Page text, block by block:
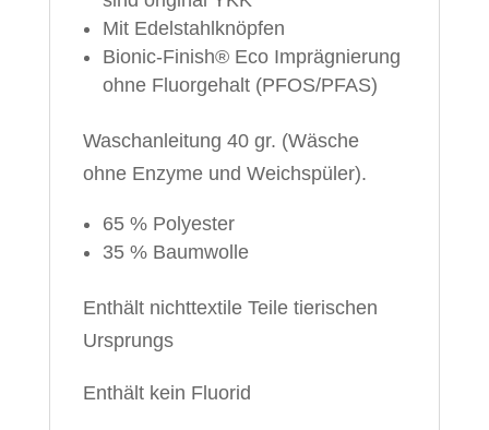
Mit Edelstahlknöpfen
Bionic-Finish® Eco Imprägnierung
ohne Fluorgehalt (PFOS/PFAS)
Waschanleitung 40 gr. (Wäsche
ohne Enzyme und Weichspüler).
65 % Polyester
35 % Baumwolle
Enthält nichttextile Teile tierischen
Ursprungs
Enthält kein Fluorid